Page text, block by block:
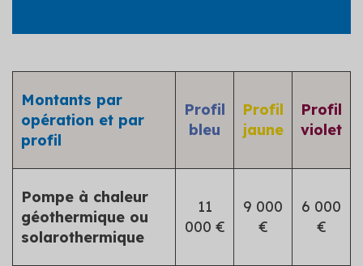
Montants par
opération et par
profil
Profil
bleu
Profil
jaune
Profil
violet
Pompe à chaleur
géothermique ou
solarothermique
11
000 €
9 000
€
6 000
€